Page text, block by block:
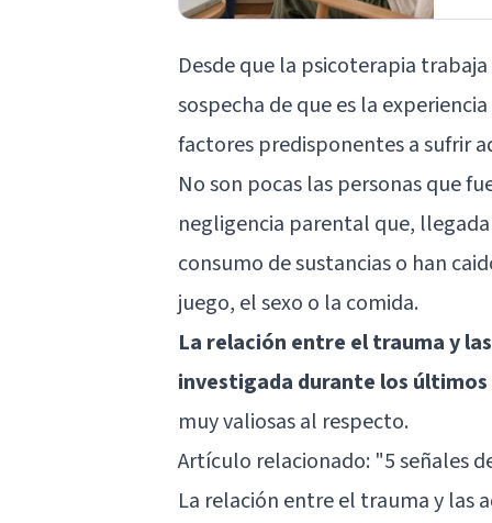
Desde que la psicoterapia
sospecha de que es la
factores predisponentes a sufrir
No son pocas las personas que
negligencia parental que,
consumo de sustancias o han
juego, el sexo o la comida.
La relación entre el trauma y
investigada durante los últimos
muy valiosas al respecto.
Artículo relacionado: "5 señales
La relación entre el trauma y las